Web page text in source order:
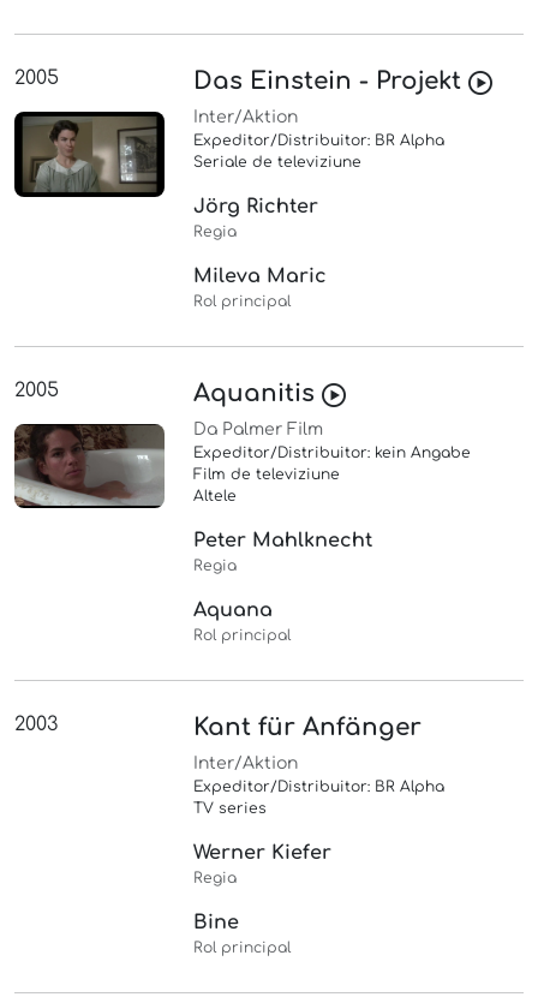
2005 Das Einstein - Projekt
Inter/Aktion
Expeditor/Distribuitor: BR Alpha
Seriale de televiziune
Jörg Richter
Regia
Mileva Maric
Rol principal
2005 Aquanitis
Da Palmer Film
Expeditor/Distribuitor: kein Angabe
Film de televiziune
Altele
Peter Mahlknecht
Regia
Aquana
Rol principal
2003 Kant für Anfänger
Inter/Aktion
Expeditor/Distribuitor: BR Alpha
TV series
Werner Kiefer
Regia
Bine
Rol principal